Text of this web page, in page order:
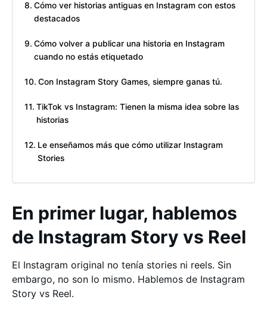
Cómo ver historias antiguas en Instagram con estos
destacados
Cómo volver a publicar una historia en Instagram
cuando no estás etiquetado
Con Instagram Story Games, siempre ganas tú.
TikTok vs Instagram: Tienen la misma idea sobre las
historias
Le enseñamos más que cómo utilizar Instagram
Stories
En primer lugar, hablemos
de Instagram Story vs Reel
El Instagram original no tenía stories ni reels. Sin
embargo, no son lo mismo. Hablemos de Instagram
Story vs Reel.